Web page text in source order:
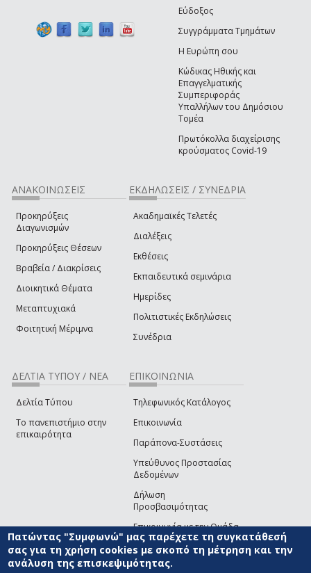
Εύδοξος
Συγγράμματα Τμημάτων
Η Ευρώπη σου
Κώδικας Ηθικής και
Επαγγελματικής
Συμπεριφοράς
Υπαλλήλων του Δημόσιου
Τομέα
Πρωτόκολλα διαχείρισης
κρούσματος Covid-19
ΑΝΑΚΟΙΝΩΣΕΙΣ
Προκηρύξεις
Διαγωνισμών
Προκηρύξεις Θέσεων
Βραβεία / Διακρίσεις
Διοικητικά Θέματα
Μεταπτυχιακά
Φοιτητική Μέριμνα
ΕΚΔΗΛΩΣΕΙΣ / ΣΥΝΕΔΡΙΑ
Ακαδημαϊκές Τελετές
Διαλέξεις
Εκθέσεις
Εκπαιδευτικά σεμινάρια
Ημερίδες
Πολιτιστικές Εκδηλώσεις
Συνέδρια
ΔΕΛΤΙΑ ΤΥΠΟΥ / ΝΕΑ
Δελτία Τύπου
Το πανεπιστήμιο στην
επικαιρότητα
ΕΠΙΚΟΙΝΩΝΙΑ
Τηλεφωνικός Κατάλογος
Επικοινωνία
Παράπονα-Συστάσεις
Υπεύθυνος Προστασίας
Δεδομένων
Δήλωση
Προσβασιμότητας
Επικοινωνία με την Ομάδα
Ανάπτυξης του site(link sends e-mail)
© ΠΑΝΕΠΙΣΤΗΜΙΟ ΑΙΓΑΙΟΥ ΟΡΟΙ ΧΡΗΣΗΣ
Πατώντας "Συμφωνώ" μας παρέχετε τη συγκατάθεσή
σας για τη χρήση cookies με σκοπό τη μέτρηση και την
ανάλυση της επισκεψιμότητας.